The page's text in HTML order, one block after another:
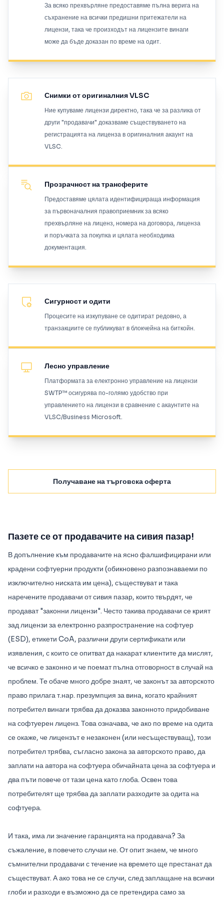
За всяко прехвърляне предоставяме пълна верига на
съхранение на всички предишни притежатели на
лицензи, така че произходът на лицензите винаги
може да бъде доказан по време на одит.
Снимки от оригиналния VLSC
Ние купуваме лицензи директно, така че за разлика от
други "продавачи" доказваме съществуването на
регистрацията на лиценза в оригиналния акаунт на
VLSC.
Прозрачност на трансферите
Предоставяме цялата идентифицираща информация
за първоначалния правоприемник за всяко
прехвърляне на лиценз, номера на договора, лиценза
и поръчката за покупка и цялата необходима
документация.
Сигурност и одити
Процесите на изкупуване се одитират редовно, а
транзакциите се публикуват в блокчейна на биткойн.
Лесно управление
Платформата за електронно управление на лицензи
SWTP™ осигурява по-голямо удобство при
управлението на лицензи в сравнение с акаунтите на
VLSC/Business Microsoft.
Получаване на търговска оферта
Пазете се от продавачите на сивия пазар!
В допълнение към продавачите на ясно фалшифицирани или
крадени софтуерни продукти (обикновено разпознаваеми по
изключително ниската им цена), съществуват и така
наречените продавачи от сивия пазар, които твърдят, че
продават "законни лицензи". Често такива продавачи се крият
зад лицензи за електронно разпространение на софтуер
(ESD), етикети CoA, различни други сертификати или
изявления, с които се опитват да накарат клиентите да мислят,
че всичко е законно и че поемат пълна отговорност в случай на
проблем. Те обаче много добре знаят, че законът за авторското
право прилага т.нар. презумпция за вина, когато крайният
потребител винаги трябва да доказва законното придобиване
на софтуерен лиценз. Това означава, че ако по време на одита
се окаже, че лицензът е незаконен (или несъществуващ), този
потребител трябва, съгласно закона за авторското право, да
заплати на автора на софтуера обичайната цена за софтуера и
два пъти повече от тази цена като глоба. Освен това
потребителят ще трябва да заплати разходите за одита на
софтуера.
И така, има ли значение гаранцията на продавача? За
съжаление, в повечето случаи не. От опит знаем, че много
съмнителни продавачи с течение на времето ще престанат да
съществуват. А ако това не се случи, след заплащане на всички
глоби и разходи е възможно да се претендира само за